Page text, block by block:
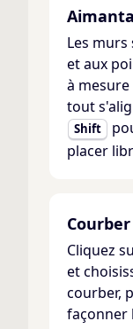
Les
et aux
à
tout
Shift
placer
Cliquez
et
courber,
façonner